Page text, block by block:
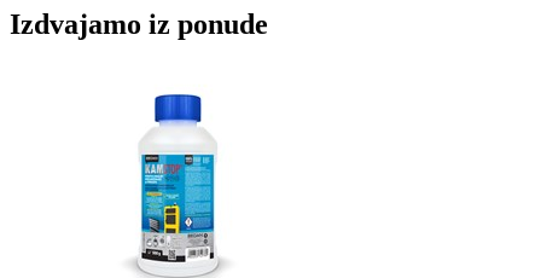
Izdvajamo iz ponude